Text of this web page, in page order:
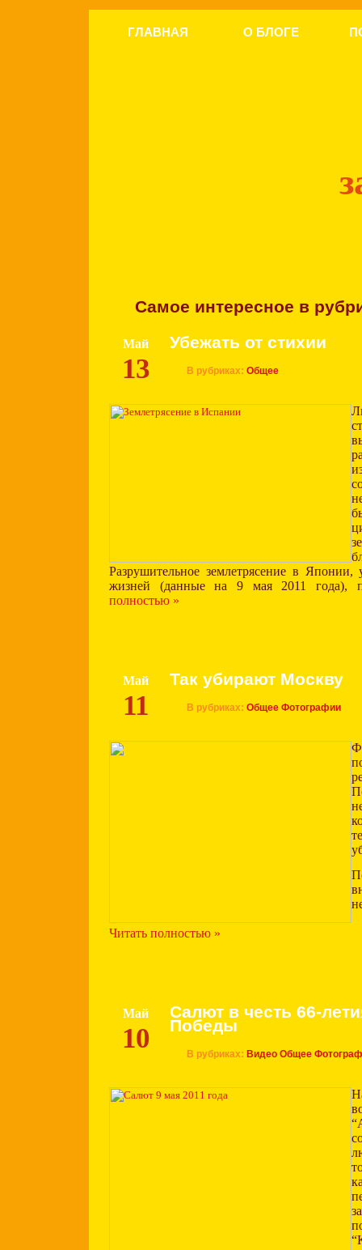
ГЛАВНАЯ О БЛОГЕ
Самое интересное в
Май
13
Убежать от стихии
В рубриках: Общее
Разрушительное землетрясение в
жизней (данные на 9 мая 2011 года),
полностью »
Май
11
Так убирают Москву
В рубриках: Общее Фотографии
Читать полностью »
Май
10
Салют в честь 66-
Победы
В рубриках: Видео Общее